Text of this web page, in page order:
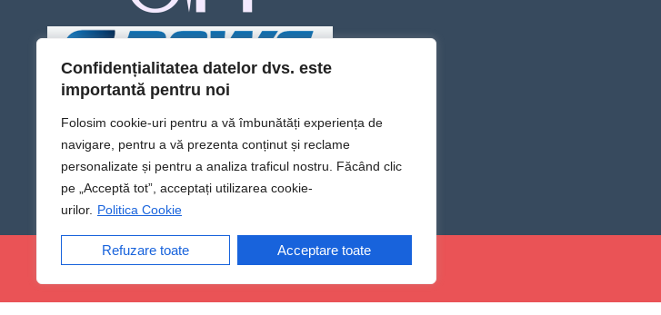
Confidențialitatea datelor dvs. este
importantă pentru noi
Folosim cookie-uri pentru a vă îmbunătăți experiența de
navigare, pentru a vă prezenta conținut și reclame
personalizate și pentru a analiza traficul nostru. Făcând clic
pe „Acceptă tot”, acceptați utilizarea cookie-
urilor. Politica Cookie
Refuzare toate Acceptare toate
@Sens TV | Dă sens omului din tine!